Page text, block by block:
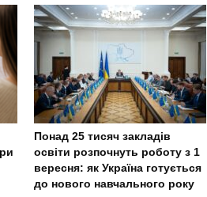
Понад 25 тисяч закладів
освіти розпочнуть роботу з 1
вересня: як Україна готується
до нового навчального року